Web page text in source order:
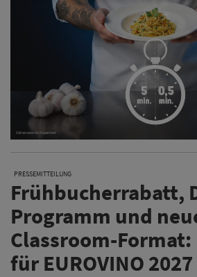
PRESSEMITTEILUNG
Frühbucherrabatt,
Programm und
Classroom-
für EUROVINO